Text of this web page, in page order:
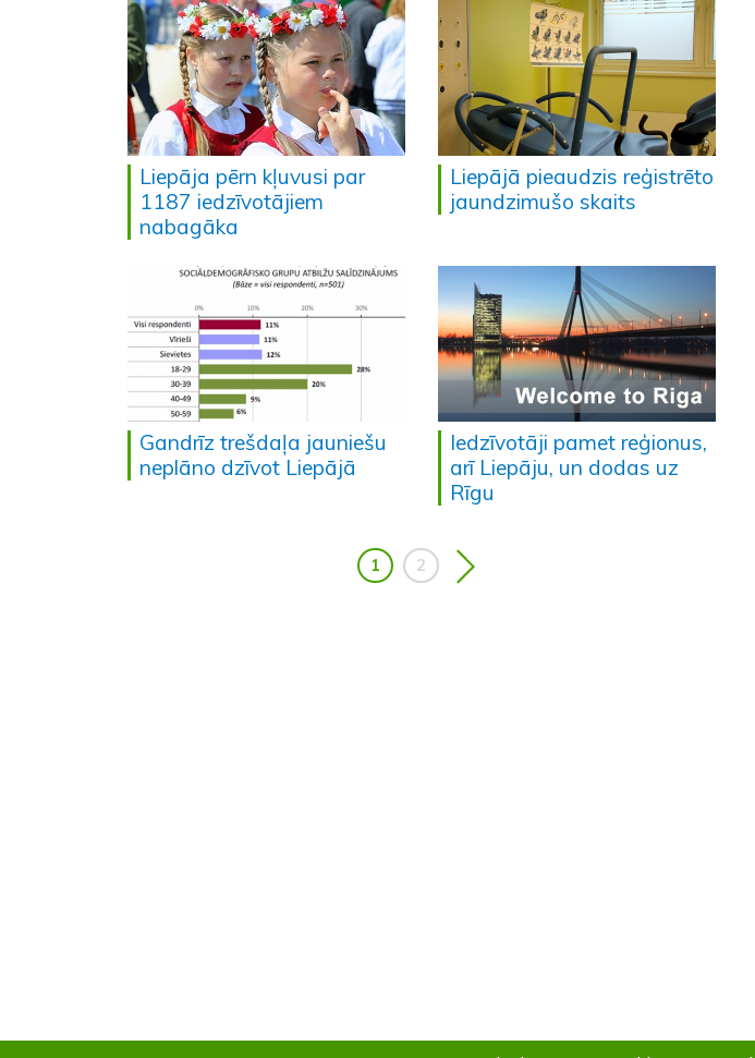
Liepāja pērn kļuvusi par
1187 iedzīvotājiem
nabagāka
Liepājā pieaudzis reģistrēto
jaundzimušo skaits
Gandrīz trešdaļa jauniešu
neplāno dzīvot Liepājā
Iedzīvotāji pamet reģionus,
arī Liepāju, un dodas uz
Rīgu
1 2